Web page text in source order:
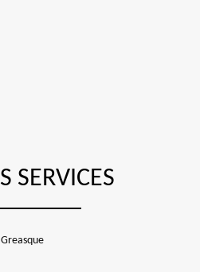
SERVICES